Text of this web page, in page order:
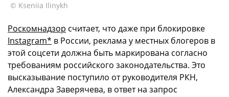
© Kseniia Ilinykh
Роскомнадзор считает, что даже при блокировке
Instagram* в России, реклама у местных блогеров в
этой соцсети должна быть маркирована согласно
требованиям российского законодательства. Это
высказывание поступило от руководителя РКН,
Александра Заверячева, в ответ на запрос